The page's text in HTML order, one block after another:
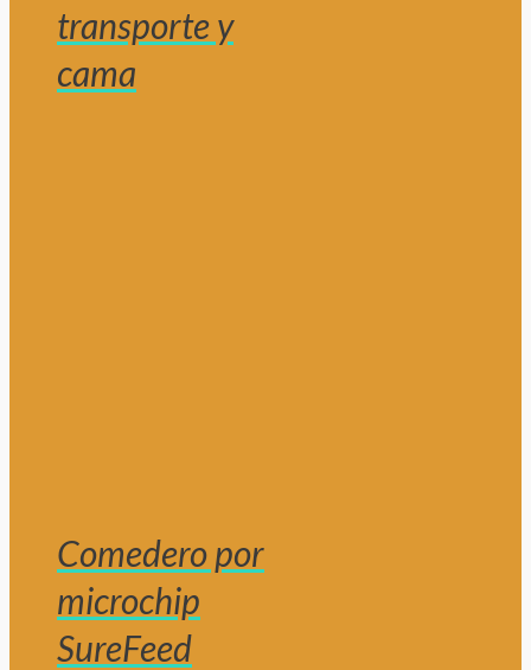
transporte y
cama
Comedero por
microchip
SureFeed